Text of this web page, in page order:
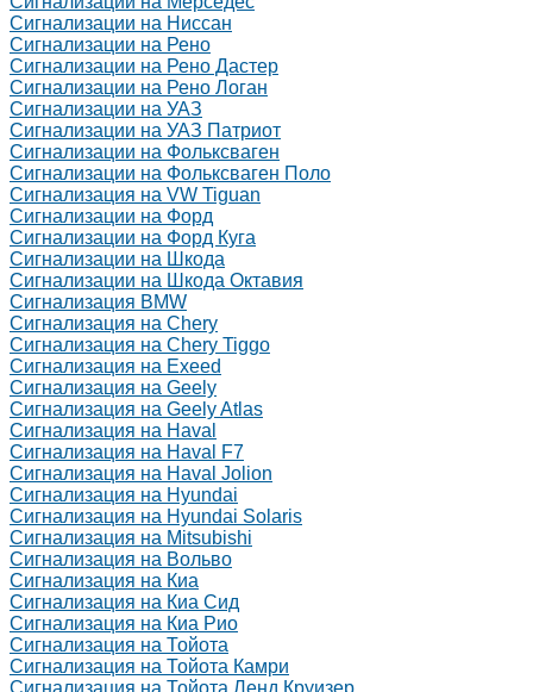
Сигнализации на Ниссан
Сигнализации на Рено
Сигнализации на Рено Дастер
Сигнализации на Рено Логан
Сигнализации на УАЗ
Сигнализации на УАЗ Патриот
Сигнализации на Фольксваген
Сигнализации на Фольксваген Поло
Сигнализация на VW Tiguan
Сигнализации на Форд
Сигнализации на Форд Куга
Сигнализации на Шкода
Сигнализации на Шкода Октавия
Сигнализация BMW
Сигнализация на Chery
Сигнализация на Chery Tiggo
Сигнализация на Exeed
Сигнализация на Geely
Сигнализация на Geely Atlas
Сигнализация на Haval
Сигнализация на Haval F7
Сигнализация на Haval Jolion
Сигнализация на Hyundai
Сигнализация на Hyundai Solaris
Сигнализация на Mitsubishi
Сигнализация на Вольво
Сигнализация на Киа
Сигнализация на Киа Cид
Сигнализация на Киа Рио
Сигнализация на Тойота
Сигнализация на Тойота Камри
Сигнализация на Тойота Ленд Круизер